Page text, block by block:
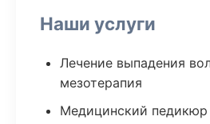
Наши услуги
Лечение выпадения
мезотерапия
Медицинский педикюр